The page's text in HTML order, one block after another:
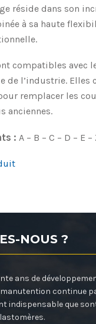
réside dans son
à sa haute
compatibles avec
de l’industrie. Elles
remplacer les
anciennes.
: A – B – C – D – E –
NOUS ?
ans de
continue
indispensable que